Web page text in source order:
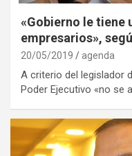
«Gobierno le tiene
empresarios»,
20/05/2019 agenda
A criterio del legislador
Poder Ejecutivo «no se